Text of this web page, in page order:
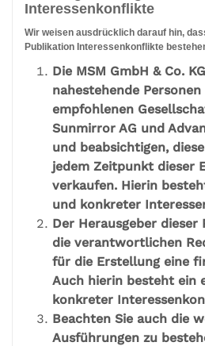
Interessenkonflikte
Wir weisen ausdrücklich darauf hin,
Publikation Interessenkonflikte
Die MSM GmbH & Co.
nahestehende
empfohlenen
Sunmirror AG und
und beabsichtigen,
jedem Zeitpunkt dieser
verkaufen. Hierin
und konkreter
Der Herausgeber
die verantwortlichen
für die Erstellung eine
Auch hierin besteht ein
konkreter
Beachten Sie auch die
Ausführungen zu